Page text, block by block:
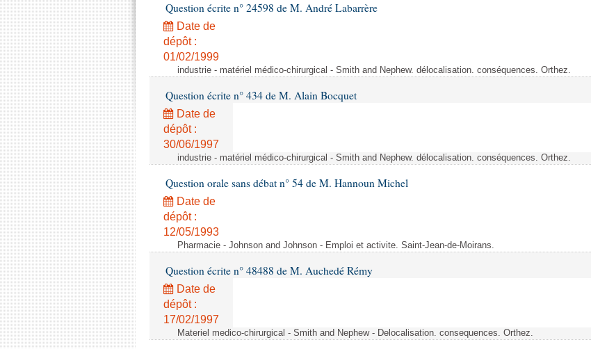
Question écrite n° 24598 de M. André Labarrère
Date de
dépôt :
01/02/1999
industrie - matériel médico-chirurgical - Smith and Nephew. délocalisation. conséquences. Orthez.
Question écrite n° 434 de M. Alain Bocquet
Date de
dépôt :
30/06/1997
industrie - matériel médico-chirurgical - Smith and Nephew. délocalisation. conséquences. Orthez.
Question orale sans débat n° 54 de M. Hannoun Michel
Date de
dépôt :
12/05/1993
Pharmacie - Johnson and Johnson - Emploi et activite. Saint-Jean-de-Moirans.
Question écrite n° 48488 de M. Auchedé Rémy
Date de
dépôt :
17/02/1997
Materiel medico-chirurgical - Smith and Nephew - Delocalisation. consequences. Orthez.